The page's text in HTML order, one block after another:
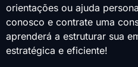
orientações ou ajuda
conosco e contrate uma
aprenderá a estruturar sua
estratégica e eficiente!